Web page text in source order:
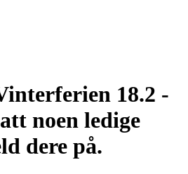
18.2 -
noen ledige
dere på.